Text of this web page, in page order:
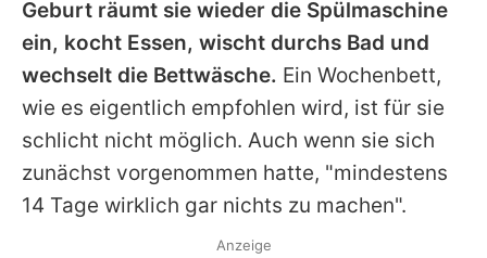
Datenschutzerklärung
Nutzungsbedingungen
Utiq verwalten
Geburt räumt sie wieder die Spülmaschine
ein, kocht Essen, wischt durchs Bad und
wechselt die Bettwäsche. Ein Wochenbett,
wie es eigentlich empfohlen wird, ist für sie
schlicht nicht möglich. Auch wenn sie sich
zunächst vorgenommen hatte, "mindestens
14 Tage wirklich gar nichts zu machen".
Anzeige